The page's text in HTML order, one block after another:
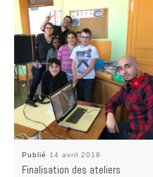
Publié 14 avril 2018
Finalisation des ateliers